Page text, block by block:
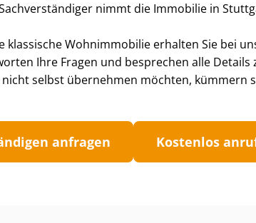
nimmt die Immobilie in
Wohnimmobilie erhalten Sie bei
Ihre Fragen und besprechen alle Details
selbst übernehmen möchten,
anfragen Kostenlos